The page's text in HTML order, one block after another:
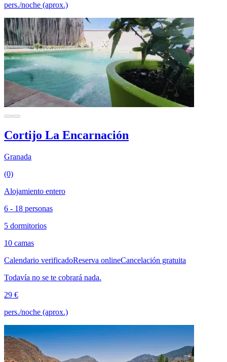
pers./noche (aprox.)
Cortijo La Encarnación
Granada
(0)
Alojamiento entero
6 - 18 personas
5 dormitorios
10 camas
Calendario verificadoReserva onlineCancelación gratuita
Todavía no se te cobrará nada.
29 €
pers./noche (aprox.)